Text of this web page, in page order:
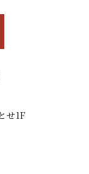
せ1F